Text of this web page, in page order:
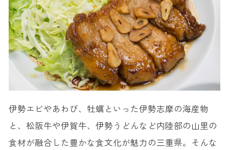
伊勢エビやあわび、牡蠣といった伊勢志摩の海産物
と、松阪牛や伊賀牛、伊勢うどんなど内陸部の山里の
食材が融合した豊かな食文化が魅力の三重県。そんな